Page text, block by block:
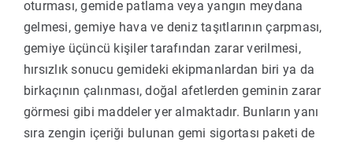
oturması, gemide patlama veya yangın meydana
gelmesi, gemiye hava ve deniz taşıtlarının çarpması,
gemiye üçüncü kişiler tarafından zarar verilmesi,
hırsızlık sonucu gemideki ekipmanlardan biri ya da
birkaçının çalınması, doğal afetlerden geminin zarar
görmesi gibi maddeler yer almaktadır. Bunların yanı
sıra zengin içeriği bulunan gemi sigortası paketi de